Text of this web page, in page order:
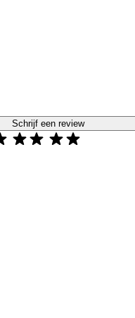
Schrijf een review